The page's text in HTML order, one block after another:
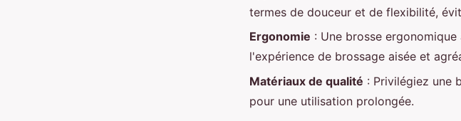
termes de douceur et de flexibilité,
Ergonomie : Une brosse
l'expérience de brossage aisée et
Matériaux de qualité : Privilégiez une
pour une utilisation prolongée.